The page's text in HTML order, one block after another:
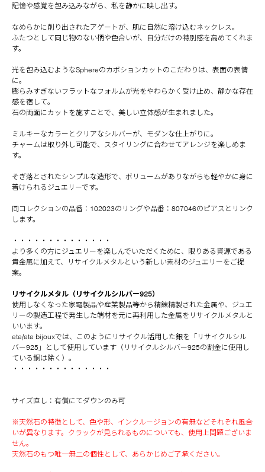
記憶や感覚を包み込みながら、私を静かに映し出す。
なめらかに削り出されたアゲートが、肌に自然に溶け込むネックレス。
ふたつとして同じ物のない柄や色合いが、自分だけの特別感を高めてくれま
す。
光を包み込むようなSphereのカボションカットのこだわりは、表面の表情
に。
膨らみすぎないフラットなフォルムが光をやわらかく受け止め、静かな存在
感を宿して。
石の両面にカットを施すことで、美しい立体感が生まれました。
ミルキーなカラーとクリアなシルバーが、モダンな仕上がりに。
チャームは取り外し可能で、スタイリングに合わせてアレンジを楽しめま
す。
そぎ落とされたシンプルな造形で、ボリュームがありながらも軽やかに身に
着けられるジュエリーです。
同コレクションの品番：102023のリングや品番：807046のピアスとリンク
します。
・・・・・・・・・・・・・・
より多くの方にジュエリーを楽しんでいただくために、限りある資源である
貴金属に加えて、リサイクルメタルという新しい素材のジュエリーをご提
案。
リサイクルメタル（リサイクルシルバー925）
使用しなくなった家電製品や産業製品等から精錬精製された金属や、ジュエ
リーの製造工程で発生した端材を元に再利用した金属をリサイクルメタルと
いいます。
ete/ete bijouxでは、このようにリサイクル活用した銀を「リサイクルシル
バー925」として使用しています（リサイクルシルバー925の割金に使用し
ている銅は除く）。
・・・・・・・・・・・・・・
サイズ直し：有償にてダウンのみ可
※天然石の特徴として、色や形、インクルージョンの有無などそれぞれ風合
いが異なります。クラックが見られるものについても、使用上問題ございま
せん。
天然石のもつ唯一無二の個性として、あらかじめご了承ください。